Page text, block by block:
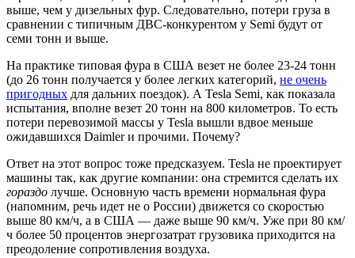
выше, чем у дизельных фур. Следовательно, потери груза в
сравнении с типичным ДВС-конкурентом у Semi будут от
семи тонн и выше.
На практике типовая фура в США везет не более 23-24 тонн
(до 26 тонн получается у более легких категорий, не очень
пригодных для дальних поездок). А Tesla Semi, как показала
испытания, вполне везет 20 тонн на 800 километров. То есть
потери перевозимой массы у Tesla вышли вдвое меньше
ожидавшихся Daimler и прочими. Почему?
Ответ на этот вопрос тоже предсказуем. Tesla не проектирует
машины так, как другие компании: она стремится сделать их
гораздо лучше. Основную часть времени нормальная фура
(напомним, речь идет не о России) движется со скоростью
выше 80 км/ч, а в США — даже выше 90 км/ч. Уже при 80 км/
ч более 50 процентов энергозатрат грузовика приходится на
преодоление сопротивления воздуха.